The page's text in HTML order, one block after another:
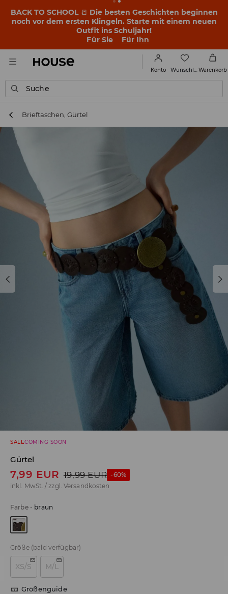
BACK TO SCHOOL 📒 Die besten Geschichten beginnen
noch vor dem ersten Klingeln. Starte mit einem neuen
Outfit ins Schuljahr!
Für Sie
Für Ihn
Konto Warenkorb
Suche
Brieftaschen, Gürtel
SALECOMING SOON
Gürtel
7,99 EUR 19,99 EUR -60%
inkl. MwSt. / zzgl. Versandkosten
Farbe- braun
Größe (bald verfügbar)
XS/S M/L
Größenguide